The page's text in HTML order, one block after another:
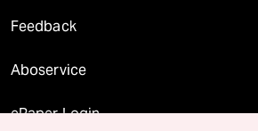
Feedback
Aboservice
ePaper Login